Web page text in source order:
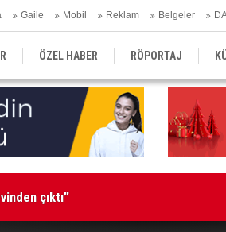
Gaile Mobil Reklam Belgeler
ÖZEL HABER RÖPORTAJ
YEREL YÖNETİM DERGİLER
çıktı”